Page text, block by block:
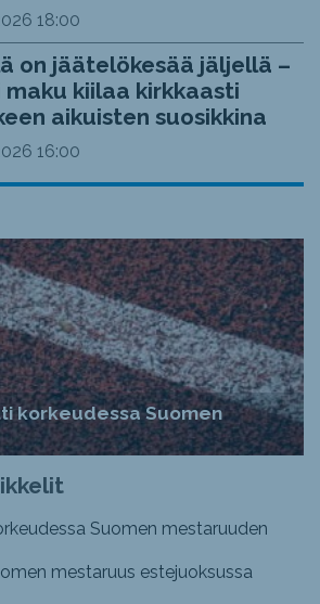
18:00
on jäätelökesää jäljellä –
maku kiilaa kirkkaasti
aikuisten suosikkina
16:00
korkeudessa Suomen
Suomen mestaruuden
mestaruus estejuoksussa